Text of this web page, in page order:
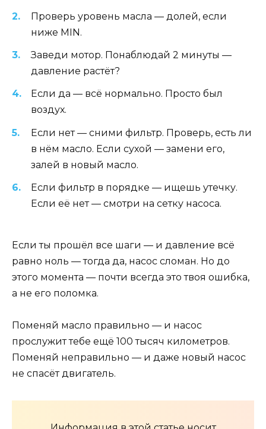
Проверь уровень масла — долей, если
ниже MIN.
Заведи мотор. Понаблюдай 2 минуты —
давление растёт?
Если да — всё нормально. Просто был
воздух.
Если нет — сними фильтр. Проверь, есть ли
в нём масло. Если сухой — замени его,
залей в новый масло.
Если фильтр в порядке — ищешь утечку.
Если её нет — смотри на сетку насоса.
Если ты прошёл все шаги — и давление всё
равно ноль — тогда да, насос сломан. Но до
этого момента — почти всегда это твоя ошибка,
а не его поломка.
Поменяй масло правильно — и насос
прослужит тебе ещё 100 тысяч километров.
Поменяй неправильно — и даже новый насос
не спасёт двигатель.